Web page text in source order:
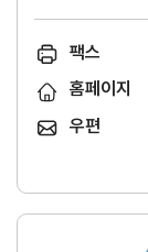
팩스
홈페이지
우편